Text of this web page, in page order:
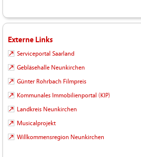
Externe Links
Serviceportal Saarland
Gebläsehalle Neunkirchen
Günter Rohrbach Filmpreis
Kommunales Immobilienportal (KIP)
Landkreis Neunkirchen
Musicalprojekt
Willkommensregion Neunkirchen